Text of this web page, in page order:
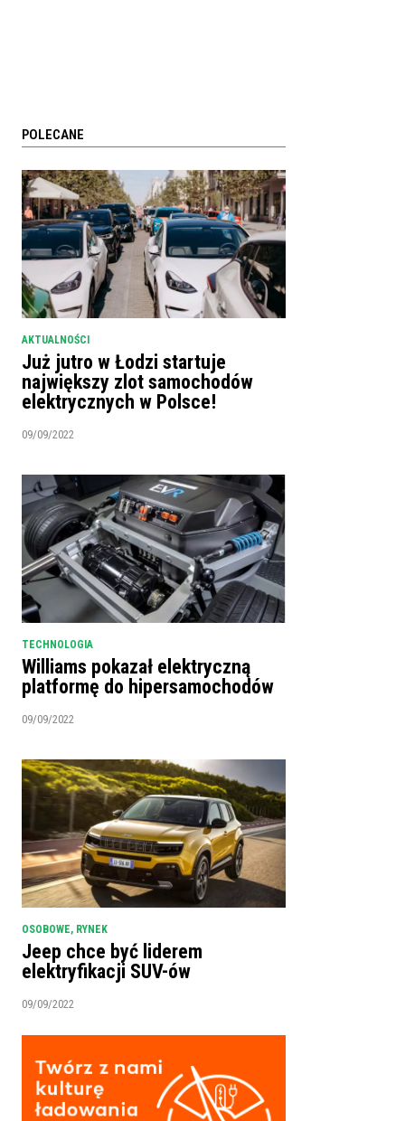
POLECANE
AKTUALNOŚCI
Już jutro w Łodzi startuje
największy zlot samochodów
elektrycznych w Polsce!
09/09/2022
TECHNOLOGIA
Williams pokazał elektryczną
platformę do hipersamochodów
09/09/2022
OSOBOWE, RYNEK
Jeep chce być liderem
elektryfikacji SUV-ów
09/09/2022